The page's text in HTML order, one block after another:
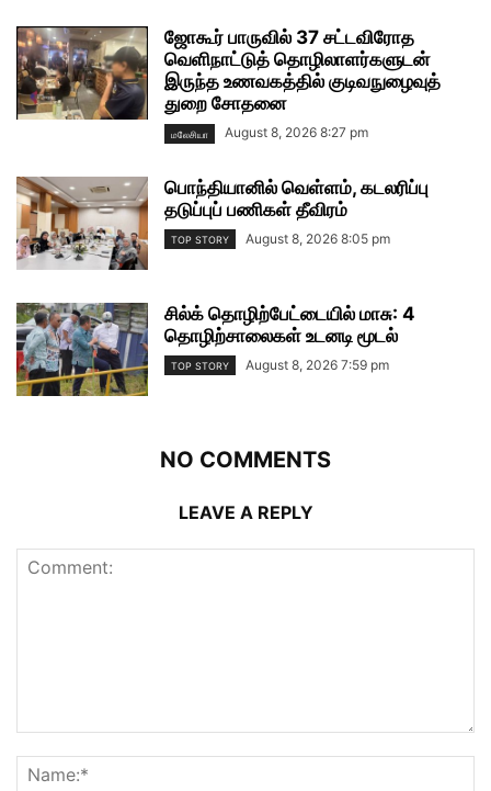
ஜோகூர் பாருவில் 37 சட்டவிரோத
வெளிநாட்டுத் தொழிலாளர்களுடன்
இருந்த உணவகத்தில் குடிவநுழைவுத்
துறை சோதனை
மலேசியா August 8, 2026 8:27 pm
பொந்தியானில் வெள்ளம், கடலரிப்பு
தடுப்புப் பணிகள் தீவிரம்
TOP STORY August 8, 2026 8:05 pm
சில்க் தொழிற்பேட்டையில் மாசு: 4
தொழிற்சாலைகள் உடனடி மூடல்
TOP STORY August 8, 2026 7:59 pm
NO COMMENTS
LEAVE A REPLY